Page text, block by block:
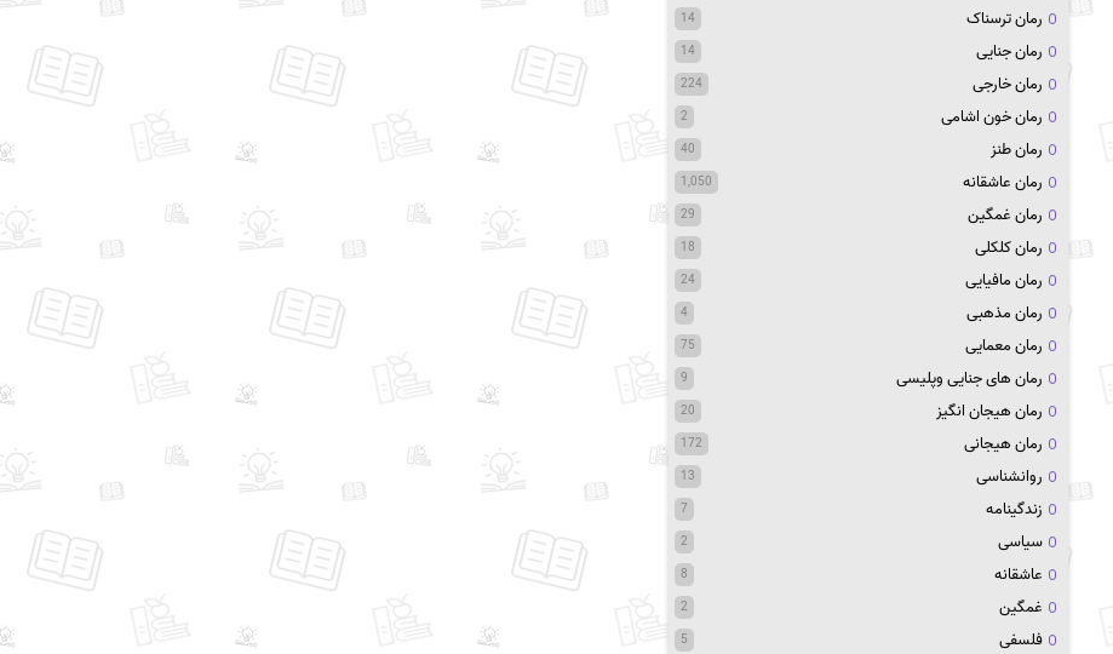
رمان ترسناک 14
رمان جنایی 14
رمان خارجی 224
رمان خون اشامی 2
رمان طنز 40
رمان عاشقانه 1,050
رمان غمگین 29
رمان کلکلی 18
رمان مافیایی 24
رمان مذهبی 4
رمان معمایی 75
رمان های جنایی وپلیسی 9
رمان هیجان انگیز 20
رمان هیجانی 172
روانشناسی 13
زندگینامه 7
سیاسی 2
عاشقانه 8
غمگین 2
فلسفی 5